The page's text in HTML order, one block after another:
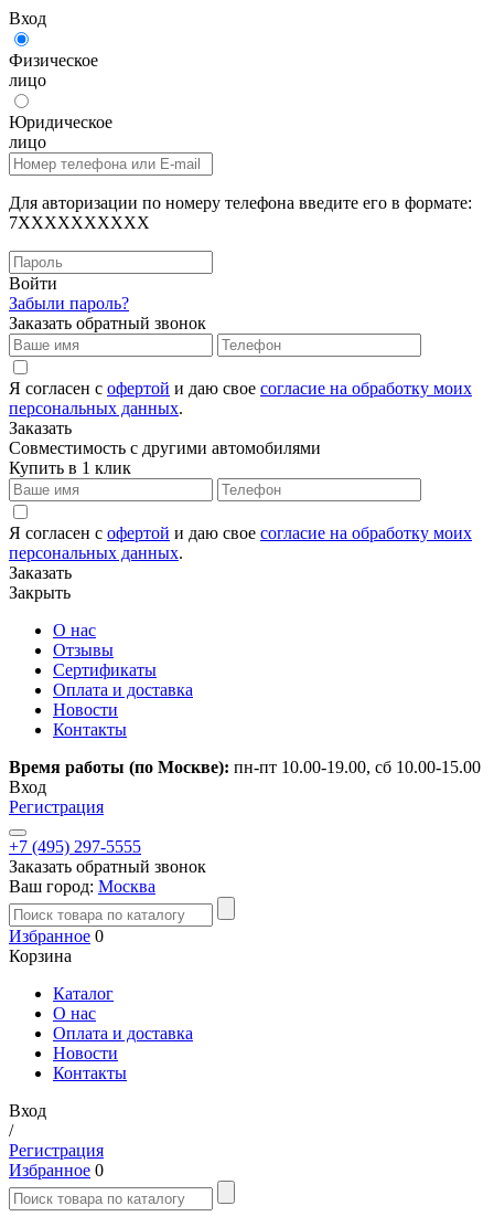
Вход
Физическое
лицо
Юридическое
лицо
Для авторизации по номеру телефона введите его в формате:
7XXXXXXXXXX
Войти
Забыли пароль?
Заказать обратный звонок
Я согласен с офертой и даю свое согласие на обработку моих
персональных данных.
Заказать
Совместимость с другими автомобилями
Купить в 1 клик
Я согласен с офертой и даю свое согласие на обработку моих
персональных данных.
Заказать
Закрыть
О нас
Отзывы
Сертификаты
Оплата и доставка
Новости
Контакты
Время работы (по Москве): пн-пт 10.00-19.00, сб 10.00-15.00
Вход
Регистрация
+7 (495) 297-5555
Заказать обратный звонок
Ваш город: Москва
Избранное 0
Корзина
Каталог
О нас
Оплата и доставка
Новости
Контакты
Вход
/
Регистрация
Избранное 0